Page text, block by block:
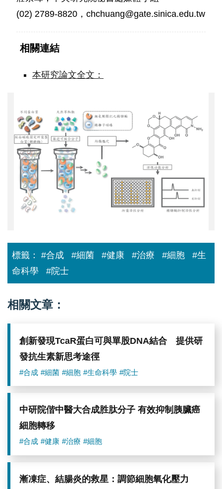
(02) 2789-8820，chchuang@gate.sinica.edu.tw
相關連結
本研究論文全文：
物
分
定
研
發
新
型
生
素
標籤： #合成 #細菌 #健康 #治療 #細胞
#生
命科學
#院士
相關文章：
創新發現TcaR蛋白可與單股DNA結合 提供研
發抗生素新思考途徑
#合成 #細菌 #細胞 #生命科學 #院士
中研院偕中醫大合成胜肽分子 有效抑制胰臟癌
細胞轉移
#合成 #健康 #治療 #細胞
漸凍症、結腸炎的救星：調節細胞氧化壓力